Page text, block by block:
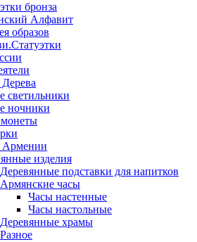
бронза
Алфавит
образов
светильники
ночники
Армении
изделия
Деревянные подставки для напитков
Армянские часы
Часы настенные
Часы настольные
Деревянные храмы
Разное